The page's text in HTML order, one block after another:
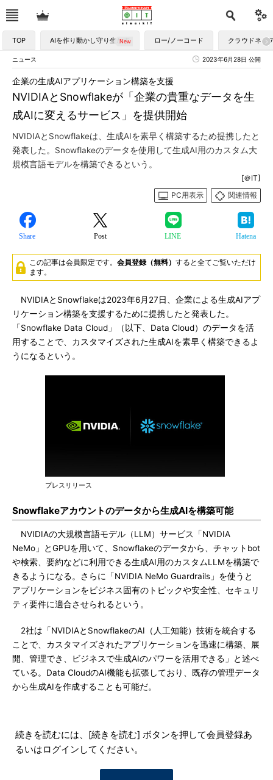
TOP AIを作り動かし守り生かす ロー/ノーコード クラウドネイ
ニュース 2023年6月28日 公開
NVIDIAとSnowflakeが「企業の貴重なデータを生
成AIに変えるサービス」を提供開始
企業の生成AIアプリケーション構築を支援
NVIDIAとSnowflakeは、生成AIを素早く構築するため提携したと
発表した。Snowflakeのデータを使用して生成AI用のカスタム大
規模言語モデルを構築できるという。
[＠IT]
PC用表示
関連情報
Share Post LINE Hatena
この記事は会員限定です。 会員登録（無料） すると全てご覧いただけ
ます。
NVIDIAとSnowflakeは2023年6月27日、企業による生成AIアプ
リケーション構築を支援するために提携したと発表した。
「Snowflake Data Cloud」（以下、Data Cloud）のデータを活
用することで、カスタマイズされた生成AIを素早く構築できるよ
うになるという。
プレスリリース
Snowflakeアカウントのデータから生成AIを構築可能
NVIDIAの大規模言語モデル（LLM）サービス「NVIDIA
NeMo」とGPUを用いて、Snowflakeのデータから、チャットbot
や検索、要約などに利用できる生成AI用のカスタムLLMを構築で
きるようになる。さらに「NVIDIA NeMo Guardrails」を使うと
アプリケーションをビジネス固有のトピックや安全性、セキュリ
ティ要件に適合させられるという。
2社は「NVIDIAとSnowflakeのAI（人工知能）技術を統合する
ことで、カスタマイズされたアプリケーションを迅速に構築、展
開、管理でき、ビジネスで生成AIのパワーを活用できる」と述べ
ている。Data CloudのAI機能も拡張しており、既存の管理データ
から生成AIを作成することも可能だ。
続きを読むには、[続きを読む] ボタンを押して会員登録あ
るいはログインしてください。